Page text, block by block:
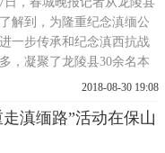
解到，为隆重纪念滇缅公
一步传承和纪念滇西抗战
，凝聚了龙陵县30余名本
主题美术作品《血肉滇缅
动中，这批美术作品将首
2018-08-30 19:08
滇缅路”活动在保山